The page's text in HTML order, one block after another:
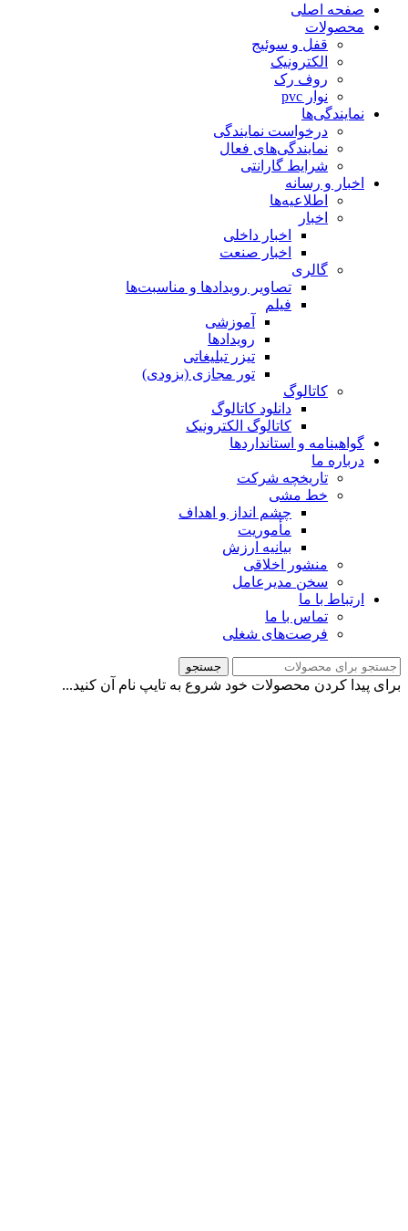
صفحه اصلی
محصولات
قفل و سوئیج
الکترونیک
روف رک
نوار pvc
نمایندگی‌ها
درخواست نمایندگی
نمایندگی‌های فعال
شرایط گارانتی
اخبار و رسانه
اطلاعیه‌ها
اخبار
اخبار داخلی
اخبار صنعت
گالری
تصاویر رویدادها و مناسبت‌ها
فیلم
آموزشی
رویدادها
تیزر تبلیغاتی
تور مجازی (بزودی)
کاتالوگ
دانلود کاتالوگ
کاتالوگ الکترونیک
گواهینامه و استانداردها
درباره ما
تاریخچه شرکت
خط مشی
چشم انداز و اهداف
مأموریت
بیانیه ارزش
منشور اخلاقی
سخن مدیرعامل
ارتباط با ما
تماس با ما
فرصت‌های شغلی
جستجو
برای پیدا کردن محصولات خود شروع به تایپ نام آن کنید...